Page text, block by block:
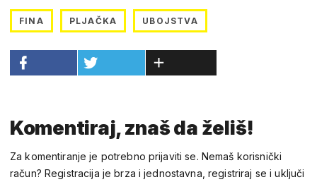
FINA PLJAČKA UBOJSTVA
Komentiraj, znaš da želiš!
Za komentiranje je potrebno prijaviti se. Nemaš korisnički
račun? Registracija je brza i jednostavna, registriraj se i uključi